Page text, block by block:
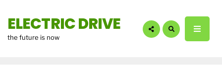
ELECTRIC DRIVE
the future is now